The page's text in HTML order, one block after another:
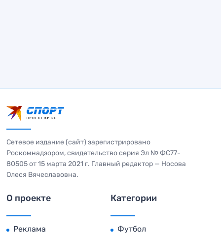
Сетевое издание (сайт) зарегистрировано
Роскомнадзором, свидетельство серия Эл № ФС77-
80505 от 15 марта 2021 г. Главный редактор — Носова
Олеся Вячеславовна.
О проекте
Реклама
Категории
Футбол